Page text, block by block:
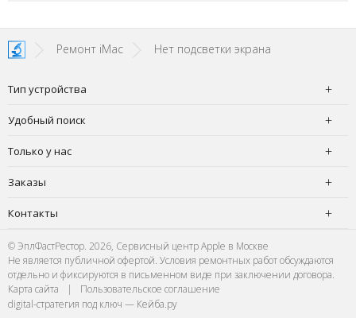
Ремонт iMac Нет подсветки экрана
Тип устройства
Удобный поиск
Только у нас
Заказы
Контакты
© ЭплФастРестор. 2026, Сервисный центр Apple в Москве
Не является публичной офертой. Условия ремонтных работ обсуждаются
отдельно и фиксируются в письменном виде при заключении договора.
Карта сайта
|
Пользовательское соглашение
digital-стратегия под ключ — Кейба.ру